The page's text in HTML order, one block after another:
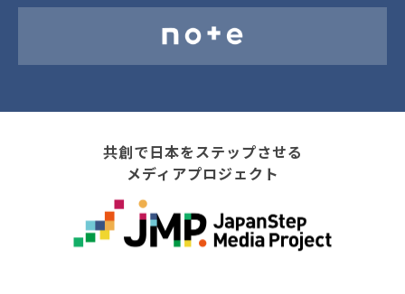
共創で日本をステップさせる
メディアプロジェクト